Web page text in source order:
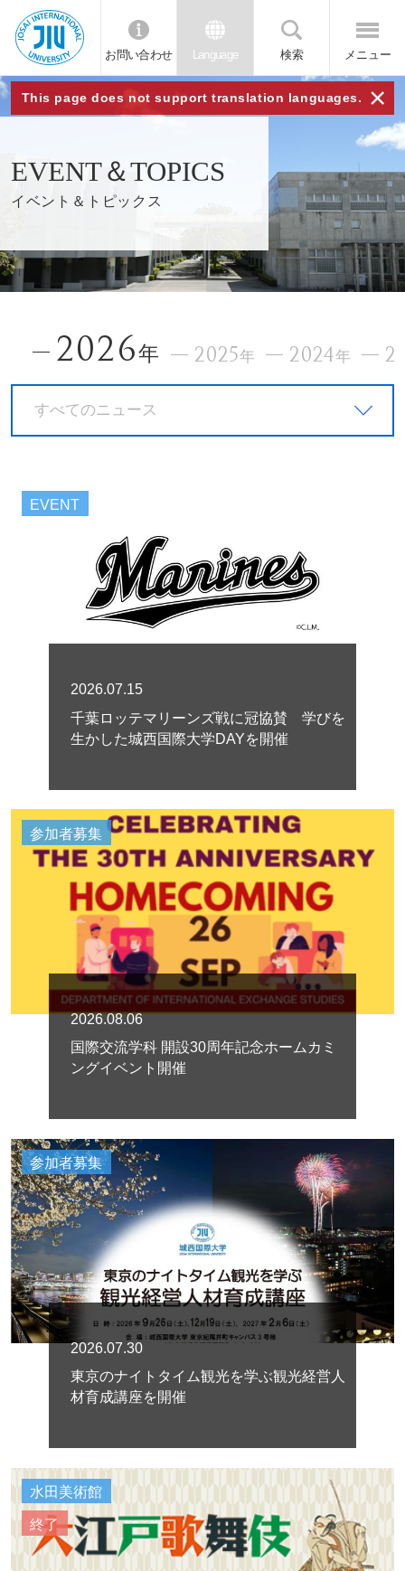
JIU
国際
大学
お問い合わせ Language 検索 メニュー
This page does not support translation languages. ×
EVENT＆TOPICS
イベント＆トピックス
2026年 2025年 2024年
すべてのニュース
EVENT
2026.07.15
千葉ロッテマリーンズ戦に冠協賛 学びを
生かした城西国際大学DAYを開催
参加者募集
2026.08.06
国際交流学科 開設30周年記念ホームカミ
ングイベント開催
参加者募集
2026.07.30
東京のナイトタイム観光を学ぶ観光経営人
材育成講座を開催
水田美術館
終了